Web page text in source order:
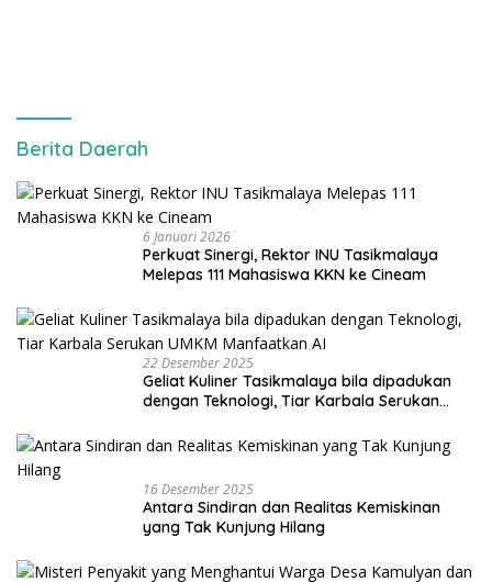
Berita Daerah
6 Januari 2026
Perkuat Sinergi, Rektor INU Tasikmalaya
Melepas 111 Mahasiswa KKN ke Cineam
22 Desember 2025
Geliat Kuliner Tasikmalaya bila dipadukan
dengan Teknologi, Tiar Karbala Serukan
16 Desember 2025
Antara Sindiran dan Realitas Kemiskinan
yang Tak Kunjung Hilang